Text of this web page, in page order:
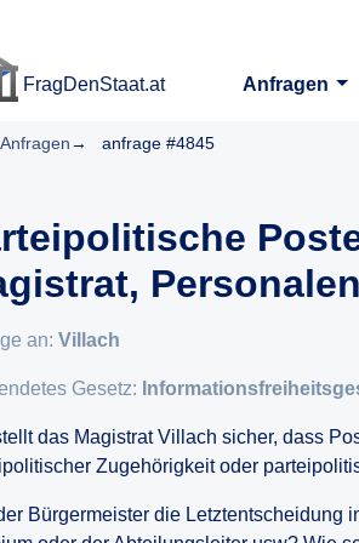
FragDenStaat.at
Anfragen
Anfragen anfrage #4845
an: Villach
Gesetz:
das Magistrat Villach sicher, dass
Zugehörigkeit oder
Bürgermeister die Letztentscheidung